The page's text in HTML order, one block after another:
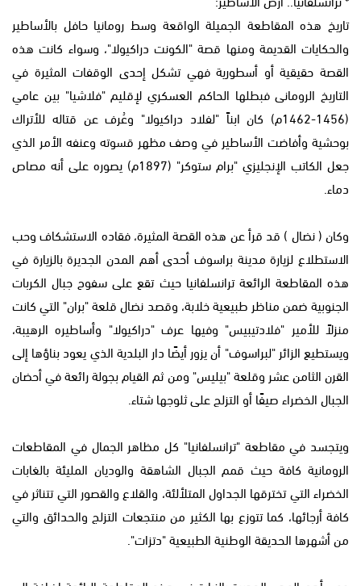
تاريخ هذه المقاطعة الجميلة الواقعة وسط رومانيا حافل بالأساطير
والحكايات القديمة ومنها قصة "الكونت دراكيولا"، وسواء كانت هذه
القصة حقيقية أو أسطورية فهي تشكل إحدى الوقفات المثيرة في
التاريخ الرومانى فبطلها الحاكم العسكري لإقليم "فلاشيا" بين عامي
(1456-1462م) كان ابناً "لفلاد دراكيولا" وعُرف عن قتاله للأتراك
بوحشية وأفاضت الأساطير في وصف مظهر قسوته وعنفه الأمر الذي
جعل الكاتب الإنجليزي "برام ستوكر" (1897م) يصوره على أنه مصاص
دماء.
وكان ( نضال ) قد قرأ عن هذه القصة المثيرة، فقاده الاستشكاف وحب
الاستطلاع لزيارة مدينة براسوف أحدى أهم المدن الجديرة بالزيارة في
هذه المقاطعة الرائعة ترانسلفانيا حيث تقع على سفوح جبال الكربات
الجنوبية ضمن مناظر طبيعية خلابة، وقصد نضال قلعة "بران" التي كانت
منزلاً للأمير "فلادتيبيس" وفيها عرف "دراكيولا" وأساطيره الرهيبة،
ويستطيع الزائر "لبراسوف" أن يزور أيضًا دار البلدية الذي يعود بناؤها إلى
القرن الثامن عشر وقلعة "بيليس" ومن ثم القيام بجولة رائعة في أحضان
الجبال الخضراء صيفًا أو التزلج على ثلوجها شتاء.
ويتجسد في مقاطعة "ترانسلفانيا" كل مظاهر الجمال في المقاطعات
الرومانية كافة حيث قمم الجبال الشاهقة والوديان المليئة بالغابات
الخضراء التي تخترقها الجداول المتلألئة، والقلاع والقصور التي تتناثر في
كافة أرجائها، كما تتوزع بها الكثير من منتجعات التزلج والحدائق والتي
من أشهرها الحديقة الوطنية الطبيعية "دتزات".